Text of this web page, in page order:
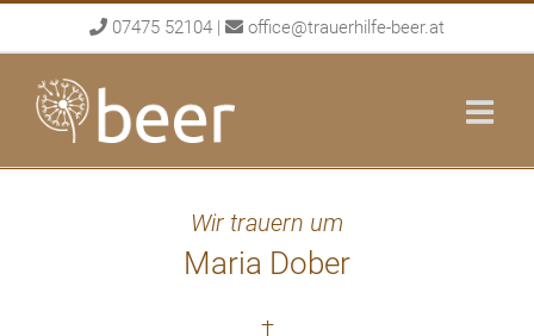
to
content
07475 52104 | office@trauerhilfe-beer.at
Wir trauern um
Maria Dober
†